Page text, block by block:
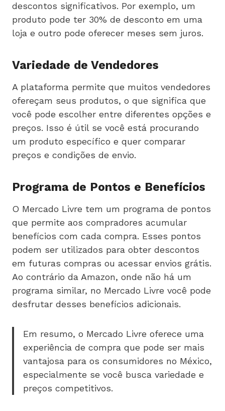
descontos significativos. Por exemplo, um
produto pode ter 30% de desconto em uma
loja e outro pode oferecer meses sem juros.
Variedade de Vendedores
A plataforma permite que muitos vendedores
ofereçam seus produtos, o que significa que
você pode escolher entre diferentes opções e
preços. Isso é útil se você está procurando
um produto específico e quer comparar
preços e condições de envio.
Programa de Pontos e Benefícios
O Mercado Livre tem um programa de pontos
que permite aos compradores acumular
benefícios com cada compra. Esses pontos
podem ser utilizados para obter descontos
em futuras compras ou acessar envios grátis.
Ao contrário da Amazon, onde não há um
programa similar, no Mercado Livre você pode
desfrutar desses benefícios adicionais.
Em resumo, o Mercado Livre oferece uma
experiência de compra que pode ser mais
vantajosa para os consumidores no México,
especialmente se você busca variedade e
preços competitivos.